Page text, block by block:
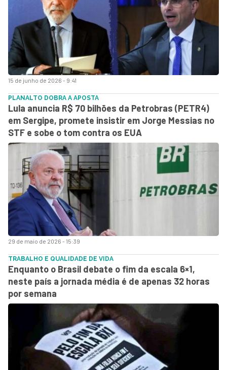
15 de junho de 2026 - 9:41
29 de maio de 2026 - 15:39
PLANALTO DOBRA A APOSTA
Lula anuncia R$ 70 bilhões da Petrobras (PETR4)
em Sergipe, promete insistir em Jorge Messias no
STF e sobe o tom contra os EUA
TRABALHO E QUALIDADE DE VIDA
Enquanto o Brasil debate o fim da escala 6×1,
neste país a jornada média é de apenas 32 horas
por semana